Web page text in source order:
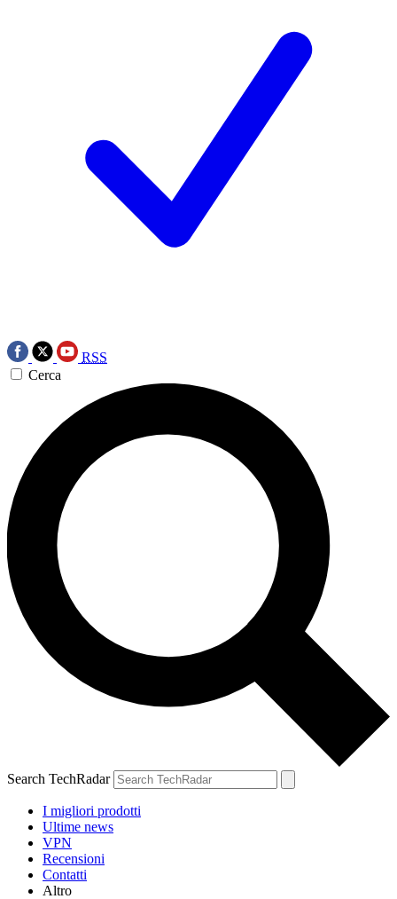
RSS
Cerca
Search TechRadar
I migliori prodotti
Ultime news
VPN
Recensioni
Contatti
Altro